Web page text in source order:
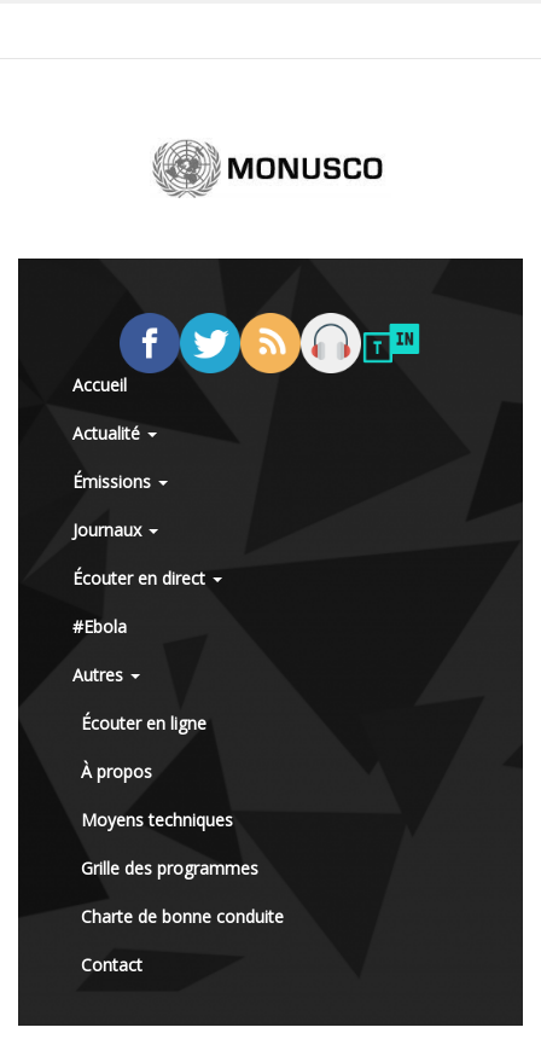
Accueil
Actualité
Émissions
Journaux
Écouter en direct
#Ebola
Autres
Écouter en ligne
À propos
Moyens techniques
Grille des programmes
Charte de bonne conduite
Contact